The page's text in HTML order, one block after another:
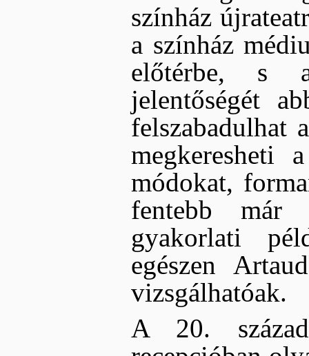
színház
a színház
előtérbe, s a
jelentőségét
felszabadulhat
megkeresheti
módokat,
fentebb már
gyakorlati
egészen
vizsgálhatóak.
A 20.